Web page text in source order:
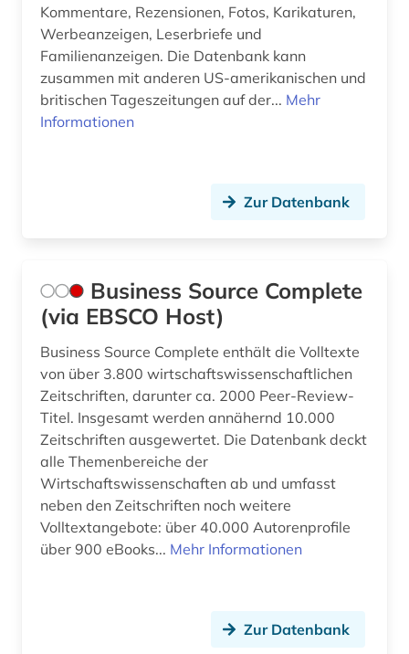
industrie (1)
international (1)
knie (1)
krisenintervention (1)
kroatien (1)
kultur (2)
kunst (2)
körperkultur (1)
lehrbuch (2)
lehrplan und unterrichtsmethoden (1)
Kommentare, Rezensionen, Fotos, Karikaturen,
Werbeanzeigen, Leserbriefe und
Familienanzeigen. Die Datenbank kann
zusammen mit anderen US-amerikanischen und
britischen Tageszeitungen auf der... Mehr
Informationen
Zur Datenbank
Business Source Complete
(via EBSCO Host)
Business Source Complete enthält die Volltexte
von über 3.800 wirtschaftswissenschaftlichen
Zeitschriften, darunter ca. 2000 Peer-Review-
Titel. Insgesamt werden annähernd 10.000
Zeitschriften ausgewertet. Die Datenbank deckt
alle Themenbereiche der
Wirtschaftswissenschaften ab und umfasst
neben den Zeitschriften noch weitere
Volltextangebote: über 40.000 Autorenprofile
über 900 eBooks... Mehr Informationen
Zur Datenbank